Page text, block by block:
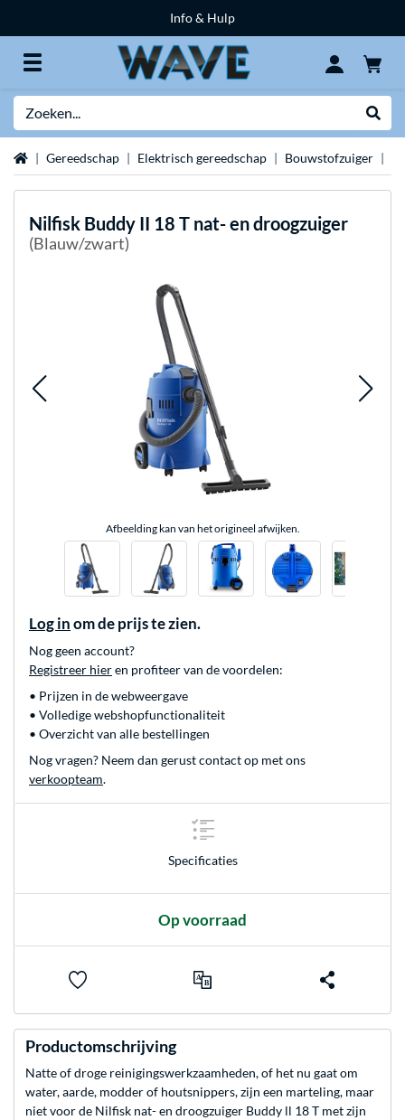
Info & Hulp
HomeGereedschap Elektrisch gereedschap Bouwstofzuiger
Nilfisk Buddy II 18 T nat- en droogzuiger
(Blauw/zwart)
Afbeelding kan van het origineel afwijken.
Log in om de prijs te zien.
Nog geen account?
Registreer hieren profiteer van de voordelen:
• Prijzen in de webweergave
• Volledige webshopfunctionaliteit
• Overzicht van alle bestellingen
Nog vragen? Neem dan gerust contact op met ons
verkoopteam.
Specificaties
Op voorraad
Productomschrijving
Natte of droge reinigingswerkzaamheden, of het nu gaat om
water, aarde, modder of houtsnippers, zijn een marteling, maar
niet voor de Nilfisk nat- en droogzuiger Buddy ll 18 T met zijn